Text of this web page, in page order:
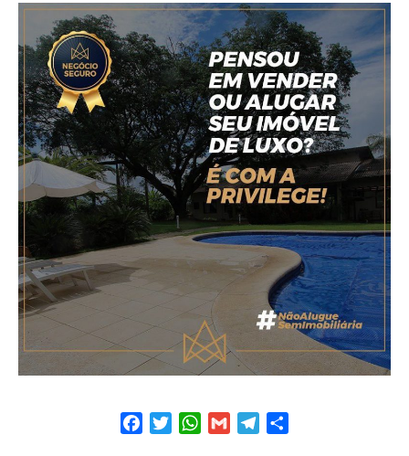
FacebookTwitterWhatsApp
Gmail Telegram